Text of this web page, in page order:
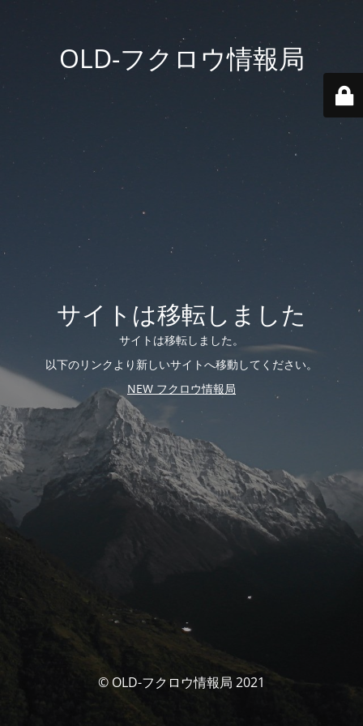
OLD-フクロウ情報局
サイトは移転しました
サイトは移転しました。
以下のリンクより新しいサイトへ移動してください。
NEW フクロウ情報局
© OLD-フクロウ情報局 2021